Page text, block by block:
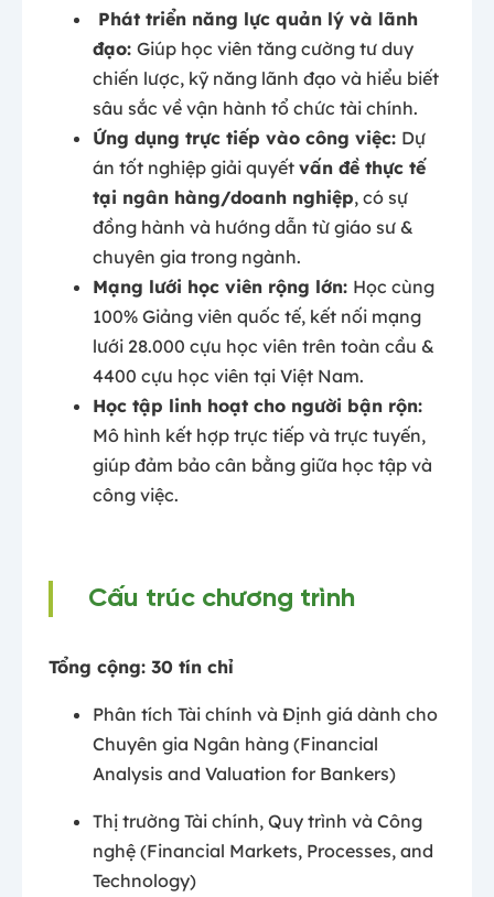
Phát triển năng lực quản lý và lãnh
đạo: Giúp học viên tăng cường tư duy
chiến lược, kỹ năng lãnh đạo và hiểu biết
sâu sắc về vận hành tổ chức tài chính.
Ứng dụng trực tiếp vào công việc: Dự
án tốt nghiệp giải quyết vấn đề thực tế
tại ngân hàng/doanh nghiệp, có sự
đồng hành và hướng dẫn từ giáo sư &
chuyên gia trong ngành.
Mạng lưới học viên rộng lớn: Học cùng
100% Giảng viên quốc tế, kết nối mạng
lưới 28.000 cựu học viên trên toàn cầu &
4400 cựu học viên tại Việt Nam.
Học tập linh hoạt cho người bận rộn:
Mô hình kết hợp trực tiếp và trực tuyến,
giúp đảm bảo cân bằng giữa học tập và
công việc.
Cấu trúc chương trình
Tổng cộng: 30 tín chỉ
Phân tích Tài chính và Định giá dành cho
Chuyên gia Ngân hàng (Financial
Analysis and Valuation for Bankers)
Thị trường Tài chính, Quy trình và Công
nghệ (Financial Markets, Processes, and
Technology)